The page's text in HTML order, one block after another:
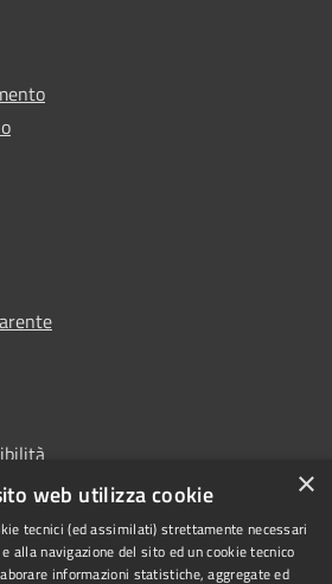
×
web utilizza cookie
tecnici (ed assimilati) strettamente necessari
alla navigazione del sito ed un cookie tecnico
informazioni statistiche, aggregate ed